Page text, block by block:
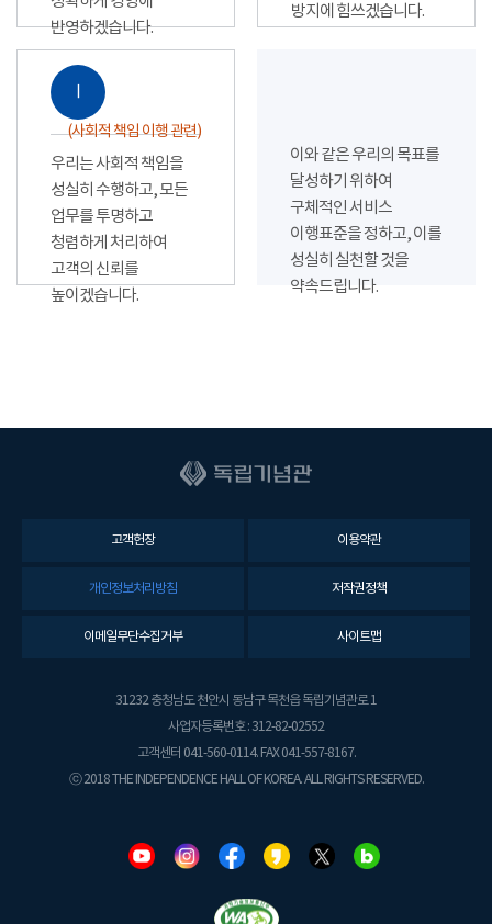
반영하겠습니다.
방지에 힘쓰겠습니다.
Ⅰ
(사회적 책임 이행 관련)
우리는 사회적 책임을
성실히 수행하고, 모든
업무를 투명하고
청렴하게 처리하여
고객의 신뢰를
높이겠습니다.
이와 같은 우리의 목표를
달성하기 위하여
구체적인 서비스
이행표준을 정하고, 이를
성실히 실천할 것을
약속드립니다.
고객헌장 이용약관
개인정보처리방침 저작권정책
이메일무단수집거부 사이트맵
31232 충청남도 천안시 동남구 목천읍 독립기념관로 1
사업자등록번호 : 312-82-02552
고객센터 041-560-0114. FAX 041-557-8167.
ⓒ 2018 THE INDEPENDENCE HALL OF KOREA. ALL RIGHTS RESERVED.